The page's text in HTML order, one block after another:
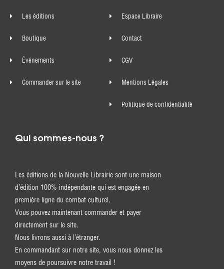
Les éditions
Boutique
Événements
Commander sur le site
Espace Libraire
Contact
CGV
Mentions Légales
Politique de confidentialité
Qui sommes-nous ?
Les éditions de la Nouvelle Librairie sont une maison
d’édition 100% indépendante qui est engagée en
première ligne du combat culturel.
Vous pouvez maintenant commander et payer
directement sur le site.
Nous livrons aussi à l’étranger.
En commandant sur notre site, vous nous donnez les
moyens de poursuivre notre travail !